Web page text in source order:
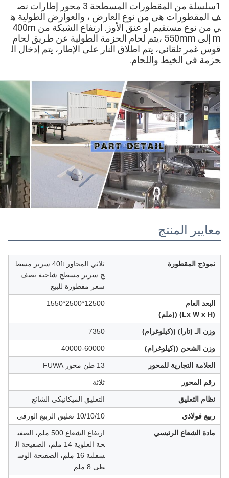
1سلسلة من المقطورات المسطحة 3 محور إطارات نص
ف المقطورات هي من نوع العارض ، والعوارض الطولية ه
ي من نوع مستقيم أو عنق الأوز. ارتفاع الشبكة من 400m
m إلى 550mm ،يتم لحام الحزمة الطولية عن طريق لحام
قوس غمر تلقائي، يتم اطلاق النار على الإطار، يتم إدخال ال
حزمة في الخيط واللحام.
معايير المنتج
نموذج المقطورة
ثلاثي المحاور 40ft سرير مسط
ح سرير مسطح شاحنة نصف
سعر مقطورة للبيع
البعد العام
(Lx W x H) ((ملم)
12500*2500*1550
وزن الـ (تارا) ((كيلوغرام) 7350
وزن الشحن ((كيلوغرام) 40000-60000
العلامة التجارية للمحور 13 طن محور FUWA
رقم المحور ثلاثة
نظام التعليق التعليق الميكانيكي الشائع
ربيع فولاذي 10/10/10 تعليق الربيع الورقي
مادة الشعاع الرئيسي
ارتفاع الشعاع 500 ملم، الصفي
حة العلوية 14 ملم، الصفيحة ال
سفلية 16 ملم، الصفيحة الوس
طى 8 ملم.